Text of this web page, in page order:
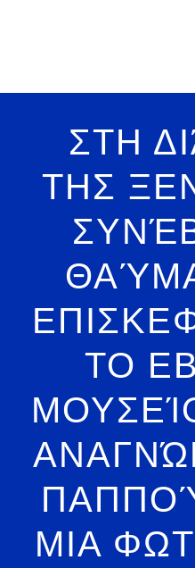
ΣΤΗ
ΤΗΣ
ΤΟ
ΜΙΑ